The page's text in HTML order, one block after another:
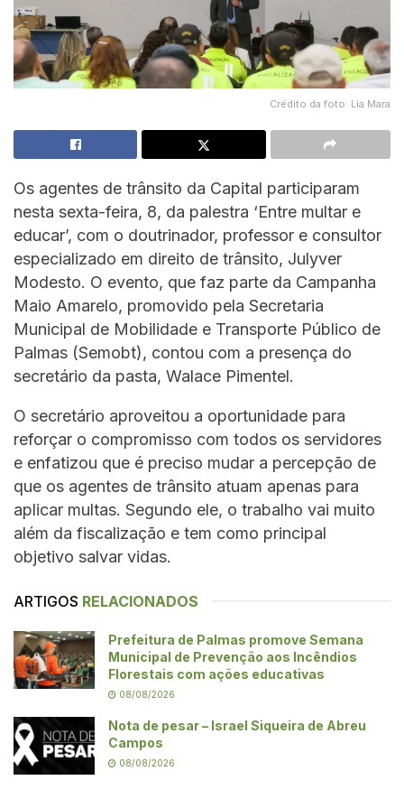
Crédito da foto: Lia Mara
Os agentes de trânsito da Capital participaram
nesta sexta-feira, 8, da palestra ‘Entre multar e
educar’, com o doutrinador, professor e consultor
especializado em direito de trânsito, Julyver
Modesto. O evento, que faz parte da Campanha
Maio Amarelo, promovido pela Secretaria
Municipal de Mobilidade e Transporte Público de
Palmas (Semobt), contou com a presença do
secretário da pasta, Walace Pimentel.
O secretário aproveitou a oportunidade para
reforçar o compromisso com todos os servidores
e enfatizou que é preciso mudar a percepção de
que os agentes de trânsito atuam apenas para
aplicar multas. Segundo ele, o trabalho vai muito
além da fiscalização e tem como principal
objetivo salvar vidas.
ARTIGOS RELACIONADOS
Prefeitura de Palmas promove Semana
Municipal de Prevenção aos Incêndios
Florestais com ações educativas
08/08/2026
Nota de pesar – Israel Siqueira de Abreu
Campos
08/08/2026